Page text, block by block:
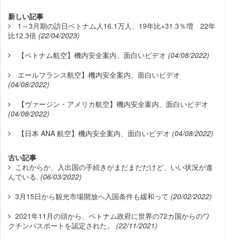
新しい記事
1～3月期の訪日ベトナム人16.1万人、19年比+31.3％増 22年
比12.3倍 (22/04/2023)
【ベトナム航空】機内安全案内、面白いビデオ (04/08/2022)
エールフランス航空】機内安全案内、面白いビデオ
(04/08/2022)
【ヴァージン・アメリカ航空】機内安全案内、面白いビデオ
(04/08/2022)
【日本 ANA 航空】機内安全案内、面白いビデオ (04/08/2022)
古い記事
これからか、入出国の手続きがまだまだだけど、いい状況が進
んでいる. (06/03/2022)
3月15日から観光市場開放へ入国条件も緩和って (20/02/2022)
2021年11月の頭から、ベトナム政府に世界の72カ国からのワ
クチンパスポートを認定された。
(22/11/2021)